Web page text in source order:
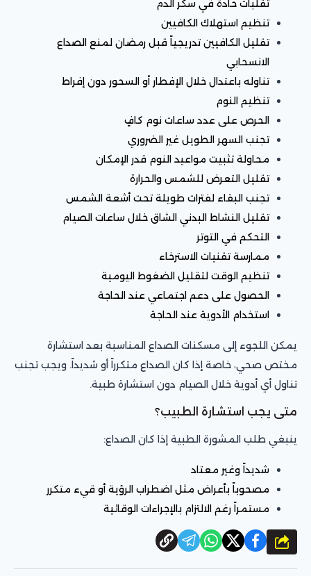
تقلبات حادة في سكر الدم
تنظيم استهلاك الكافيين
تقليل الكافيين تدريجياً قبل رمضان لمنع الصداع
الانسحابي
تناوله باعتدال خلال الإفطار أو السحور دون إفراط
تنظيم النوم
الحرص على عدد ساعات نوم كافٍ
تجنب السهر الطويل غير الضروري
محاولة تثبيت مواعيد النوم قدر الإمكان
تقليل التعرض للشمس والحرارة
تجنب البقاء لفترات طويلة تحت أشعة الشمس
تقليل النشاط البدني الشاق خلال ساعات الصيام
التحكم في التوتر
ممارسة تقنيات الاسترخاء
تنظيم الوقت لتقليل الضغوط اليومية
الحصول على دعم اجتماعي عند الحاجة
استخدام الأدوية عند الحاجة
يمكن اللجوء إلى مسكنات الصداع المناسبة بعد استشارة
مختص صحي، خاصة إذا كان الصداع متكرراً أو شديداً. ويجب تجنب
تناول أي أدوية خلال الصيام دون استشارة طبية.
متى يجب استشارة الطبيب؟
ينبغي طلب المشورة الطبية إذا كان الصداع:
شديداً وغير معتاد
مصحوباً بأعراض مثل اضطراب الرؤية أو قيء متكرر
مستمراً رغم الالتزام بالإجراءات الوقائية
شارك